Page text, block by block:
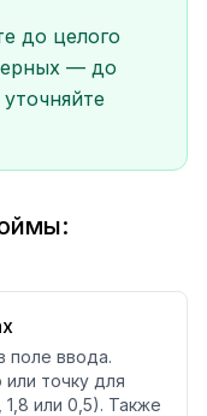
до целого
— до
поле ввода.
точку для
или 0,5). Также